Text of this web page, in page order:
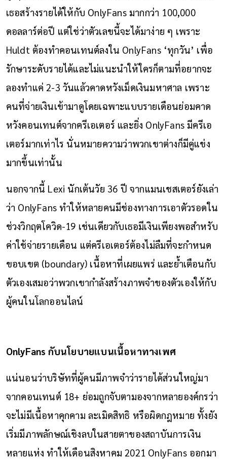
เธอสร้างรายได้ให้กับ OnlyFans มากกว่า 100,000
ดอลลาร์ต่อปี แต่ใช่ว่าตัวเลขนี้จะได้มาง่าย ๆ เพราะ
Huldt ต้องทำคอนเทนต์ลงใน OnlyFans ‘ทุกวัน’ เพื่อ
รักษาระดับรายได้และไม่แนะนำให้ใครก็ตามที่อยากจะ
ลองทำแค่ 2-3 วันแล้วคาดหวังเม็ดเงินมหาศาล เพราะ
คนที่จ่ายเงินเข้ามาดูโดยเฉพาะแบบรายเดือนย่อมคาด
หวังคอนเทนต์จากครีเอเตอร์ และยิ่ง OnlyFans มีครีเอ
เตอร์มากเท่าไร นั่นหมายความว่าพวกเขาต่างก็มีคู่แข่ง
มากขึ้นเท่านั้น
นอกจากนี้ Lexi นักเต้นวัย 36 ปี จากแมนเชสเตอร์ยังเล่า
ว่า OnlyFans ทำให้หลายคนมีช่องทางการเอาตัวรอดใน
ช่วงวิกฤตโควิด-19 เช่นเดียวกับเธอมีเงินเพียงพอสำหรับ
ค่าใช้จ่ายรายเดือน แต่ครีเอเตอร์ต้องไม่ลืมที่จะกำหนด
ขอบเขต (boundary) เนื้อหาที่เผยแพร่ และย้ำเตือนกับ
ตัวเองเสมอว่าพวกเขากำลังสร้างภาพจำของตัวเองให้กับ
ผู้คนในโลกออนไลน์
OnlyFans กับนโยบายแบนเนื้อหาทางเพศ
แน่นอนว่าบริษัทที่ผู้คนมีภาพจำว่ารายได้ส่วนใหญ่มา
จากคอนเทนต์ 18+ ย่อมถูกจับตามองจากหลายองค์กรว่า
จะไม่มีเนื้อหาคุกคาม ละเมิดสิทธิ หรือผิดกฎหมาย ทั้งยัง
เริ่มมีภาพลักษณ์เชิงลบในสายตาของสถาบันการเงิน
หลายแห่ง ทำให้เดือนสิงหาคม 2021 OnlyFans ออกมา